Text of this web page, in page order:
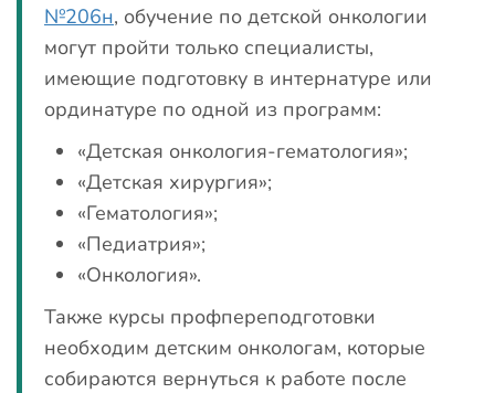
№206н, обучение по детской онкологии
могут пройти только специалисты,
имеющие подготовку в интернатуре или
ординатуре по одной из программ:
«Детская онкология-гематология»;
«Детская хирургия»;
«Гематология»;
«Педиатрия»;
«Онкология».
Также курсы профпереподготовки
необходим детским онкологам, которые
собираются вернуться к работе после